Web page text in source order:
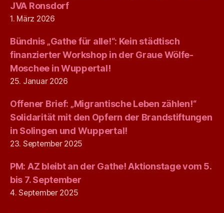
JVA Ronsdorf
1. März 2026
Bündnis „Gathe für alle!“: Kein städtisch
finanzierter Workshop in der Graue Wölfe-
Moschee in Wuppertal!
25. Januar 2026
Offener Brief: „Migrantische Leben zählen!“
Solidarität mit den Opfern der Brandstiftungen
in Solingen und Wuppertal!
23. September 2025
PM: AZ bleibt an der Gathe! Aktionstage vom 5.
bis 7. September
4. September 2025